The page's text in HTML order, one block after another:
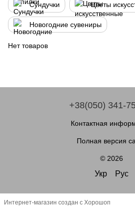
Сундучки Цветы
Новогодние сувениры
Нет товаров
+38(050) 341-
Контактная
Полная версия
© 2026
Укр Рус
Интернет-магазин создан с Хорошоп